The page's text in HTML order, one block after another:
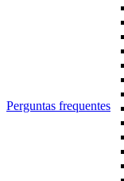
Perguntas frequentes